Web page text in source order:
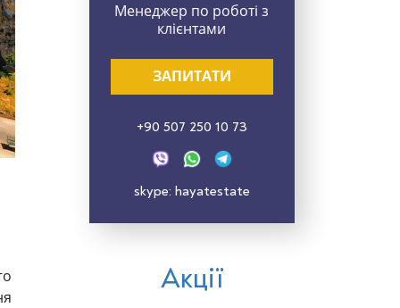
Менеджер по роботі з
клієнтами
ЗАПИТАТИ
+90 507 250 10 73
skype: hayatestate
Акції